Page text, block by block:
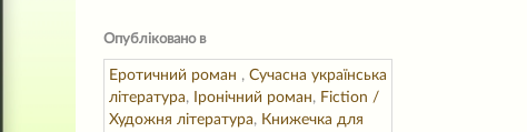
Опубліковано в
Еротичний роман , Сучасна українська
література, Іронічний роман, Fiction /
Художня література, Книжечка для